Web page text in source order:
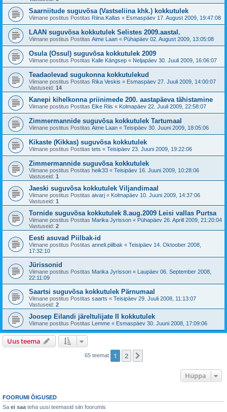
Saarniitude suguvõsa (Vastseliina khk.) kokkutulek
Viimane postitus Postitas Riina.Kallas « Esmaspäev 17. August 2009, 19:47:08
LAAN suguvõsa kokkutulek Selistes 2009.aastal.
Viimane postitus Postitas Aime Laan « Pühapäev 02. August 2009, 13:05:08
Osula (Ossul) suguvõsa kokkutulek 2009
Viimane postitus Postitas Kalle Kängsep « Neljapäev 30. Juuli 2009, 16:06:07
Teadaolevad sugukonna kokkutulekud
Viimane postitus Postitas Rika Veskis « Esmaspäev 27. Juuli 2009, 14:00:07
Vastuseid: 14
Kanepi kihelkonna priinimede 200. aastapäeva tähistamine
Viimane postitus Postitas Eike Riis « Kolmapäev 22. Juuli 2009, 22:58:07
Zimmermannide suguvõsa kokkutulek Tartumaal
Viimane postitus Postitas Aime Laan « Teisipäev 30. Juuni 2009, 18:05:06
Kikaste (Kikkas) suguvõsa kokkutulek
Viimane postitus Postitas tets « Teisipäev 23. Juuni 2009, 19:22:06
Zimmermannide suguvõsa kokkutulek
Viimane postitus Postitas heik33 « Teisipäev 16. Juuni 2009, 10:28:06
Vastuseid: 1
Jaeski suguvõsa kokkutulek Viljandimaal
Viimane postitus Postitas aivarj « Kolmapäev 10. Juuni 2009, 14:37:06
Vastuseid: 1
Tornide suguvõsa kokkutulek 8.aug.2009 Leisi vallas Purtsa
Viimane postitus Postitas Marika Jyrisson « Pühapäev 26. Aprill 2009, 21:20:04
Vastuseid: 2
Eesti asuvad Piilbak-id
Viimane postitus Postitas anneli.piilbak « Teisipäev 14. Oktoober 2008,
17:32:10
Jürissonid
Viimane postitus Postitas Marika Jyrisson « Laupäev 06. September 2008,
22:11:09
Saartsi suguvõsa kokkutulek Pärnumaal
Viimane postitus Postitas saarts « Teisipäev 29. Juuli 2008, 11:13:07
Vastuseid: 2
Joosep Eilandi järeltulijate II kokkutulek
Viimane postitus Postitas Lemme « Esmaspäev 30. Juuni 2008, 17:09:06
Uus teema
65 teemat 1 2
Hüppa
FOORUMI ÕIGUSED
Sa ei saa teha uusi teemasid siin foorumis